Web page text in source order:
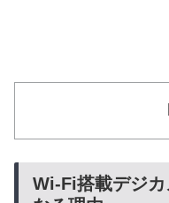
Wi-Fi搭載デジ